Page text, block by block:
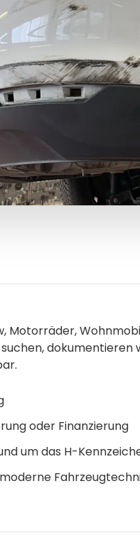
Motorräder,
dokumentieren
oder Finanzierung
um das H-